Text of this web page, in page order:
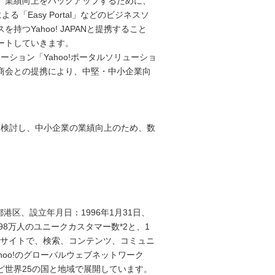
る「Easy Portal」などのビジネスソ
持つYahoo! JAPANと提携すること
していきます。
ション「Yahoo!ポータルソリューショ
との提携により、中堅・中小企業向
討し、中小企業の業績向上のため、数
区、設立年月日：1996年1月31日、
万人のユニークカスタマー数*2と、1
イトで、検索、コンテンツ、コミュニ
のグローバルウェブネットワーク
界25の国と地域で展開しています。